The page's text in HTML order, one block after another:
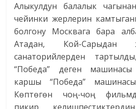
Алыкулдун балалык
чейинки жерлерин
болгону Москвага бара
Атадан, Кой-Сарыдан
санаторийлерден
“Победа” деген
каршы “Победа”
Көптөгөн чоң-чоң